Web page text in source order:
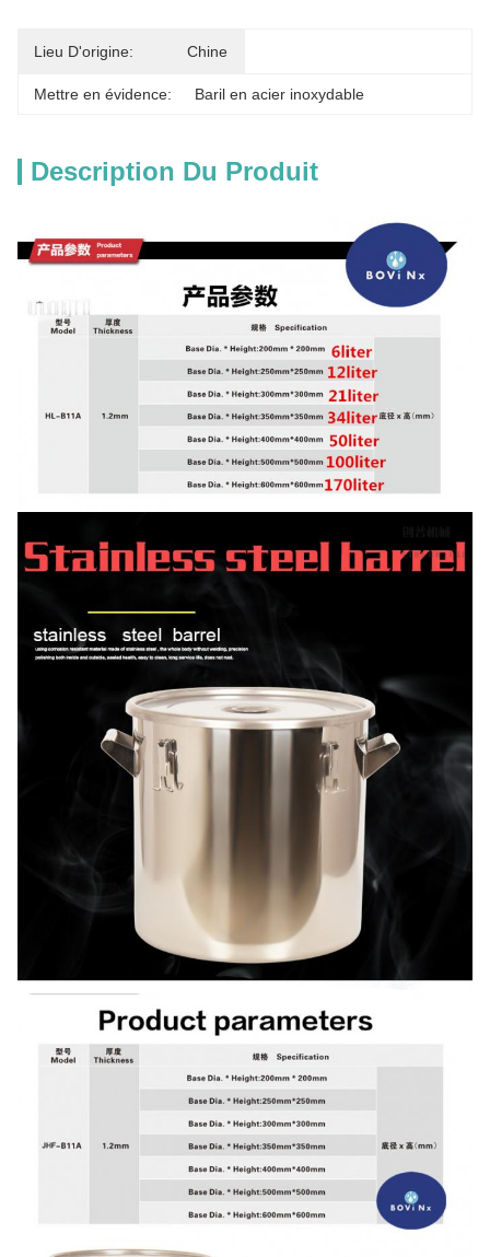
Lieu D'origine: Chine
Mettre en évidence: Baril en acier inoxydable
Description Du Produit